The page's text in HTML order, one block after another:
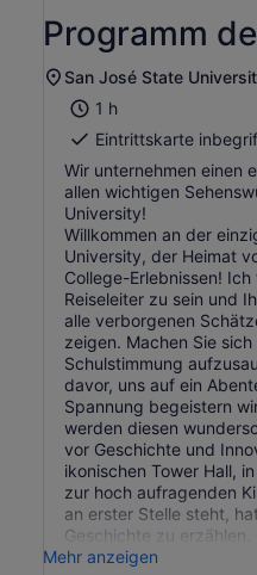
Programm
San José State
1 h
Eintrittskarte
Wir unternehmen einen
allen wichtigen
University!
Willkommen an der
University, der Heimat
College-Erlebnissen!
Reiseleiter zu sein und
alle verborgenen
zeigen. Machen Sie
Schulstimmung
davor, uns auf ein
Spannung begeistern
werden diesen
vor Geschichte und
ikonischen Tower Hall,
zur hoch aufragenden
an erster Stelle steht,
Geschichte zu erzählen.
Mehr anzeigen